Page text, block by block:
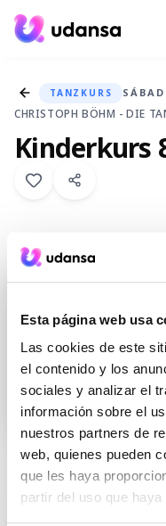
Esta página web usa
Las cookies de este
el contenido y los
sociales y analizar el
información sobre el
nuestros partners de
web, quienes pueden
que les haya
partir del uso que
TANZKURS
CHRISTOPH BÖHM - DIE
Kinderkurs
PRÓXIMO INICIO DE
sáb., 20 sept.